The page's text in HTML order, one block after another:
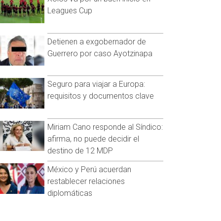
Leagues Cup
Detienen a exgobernador de
Guerrero por caso Ayotzinapa
Seguro para viajar a Europa:
requisitos y documentos clave
Miriam Cano responde al Síndico:
afirma, no puede decidir el
destino de 12 MDP
México y Perú acuerdan
restablecer relaciones
diplomáticas